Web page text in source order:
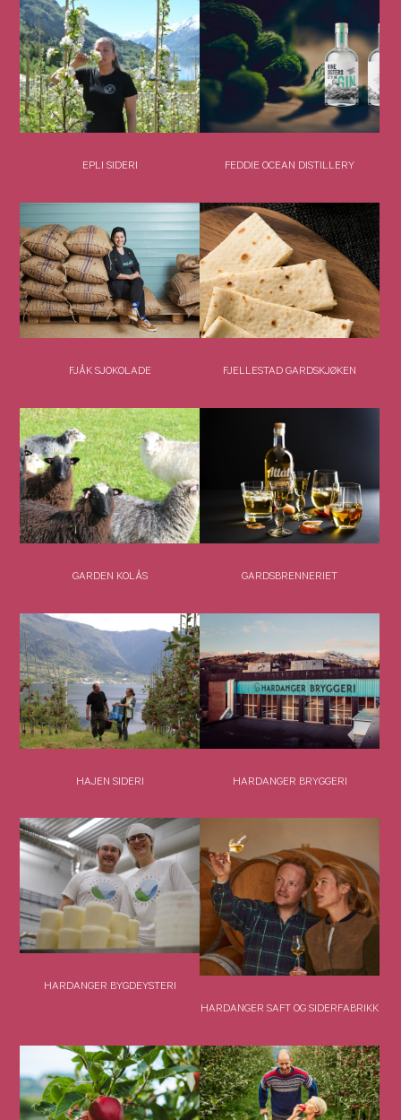
EPLI SIDERI FEDDIE OCEAN DISTILLERY
FJÅK SJOKOLADE FJELLESTAD GARDSKJØKEN
GARDEN KOLÅS GARDSBRENNERIET
HAJEN SIDERI HARDANGER BRYGGERI
HARDANGER BYGDEYSTERI
HARDANGER SAFT OG SIDERFABRIKK